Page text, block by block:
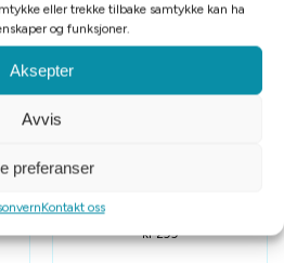
eller trekke tilbake samtykke kan ha
og funksjoner.
Aksepter
Avvis
preferanser
Kontakt oss
kr299